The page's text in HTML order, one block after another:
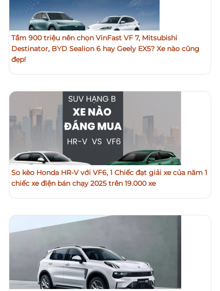
Tầm 900 triệu nên chọn VinFast VF 7, Mitsubishi
Destinator, BYD Sealion 6 hay Geely EX5? Xe nào cũng
đẹp!
So kèo Honda HR-V với VF6, 1 Chiếc đạt giải xe của năm 1
chiếc xe điện bán chạy 2025 trên 19.000 xe